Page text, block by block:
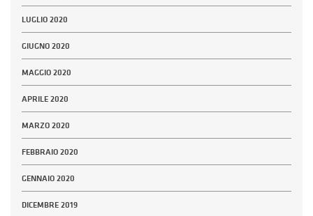
LUGLIO 2020
GIUGNO 2020
MAGGIO 2020
APRILE 2020
MARZO 2020
FEBBRAIO 2020
GENNAIO 2020
DICEMBRE 2019